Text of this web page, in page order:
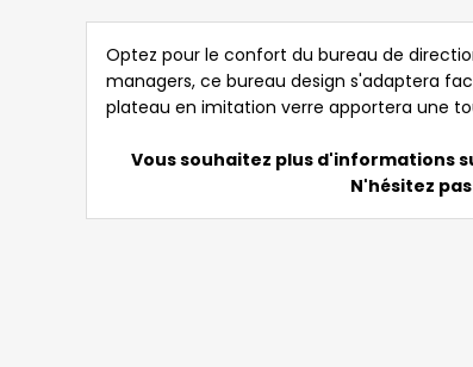
Optez pour le confort du bureau de
managers, ce bureau design s'adaptera
plateau en imitation verre apportera une
Vous souhaitez plus d'informations
N'hésitez